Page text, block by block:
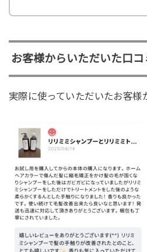
お客様からいただいた口
実際に使っていただいたお客様